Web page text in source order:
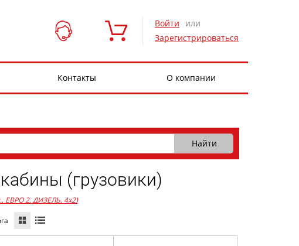
Войти
или
Зарегистрироваться
Контакты О компании
(грузовики)
ЕВРО 2, ДИЗЕЛЬ, 4x2)